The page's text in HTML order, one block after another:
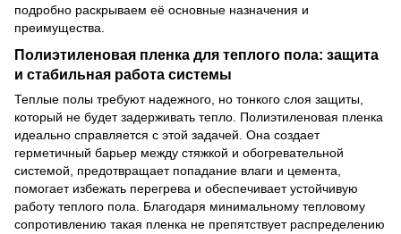
подробно раскрываем её основные назначения и
преимущества.
Полиэтиленовая пленка для теплого пола: защита
и стабильная работа системы
Теплые полы требуют надежного, но тонкого слоя защиты,
который не будет задерживать тепло. Полиэтиленовая пленка
идеально справляется с этой задачей. Она создает
герметичный барьер между стяжкой и обогревательной
системой, предотвращает попадание влаги и цемента,
помогает избежать перегрева и обеспечивает устойчивую
работу теплого пола. Благодаря минимальному тепловому
сопротивлению такая пленка не препятствует распределению